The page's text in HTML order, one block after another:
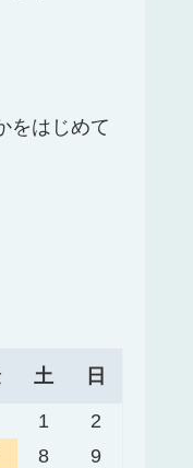
をはじめて
土 日
1
2
8
9